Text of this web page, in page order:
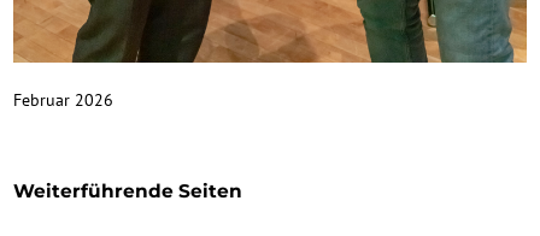
Februar 2026
Weiterführende Seiten